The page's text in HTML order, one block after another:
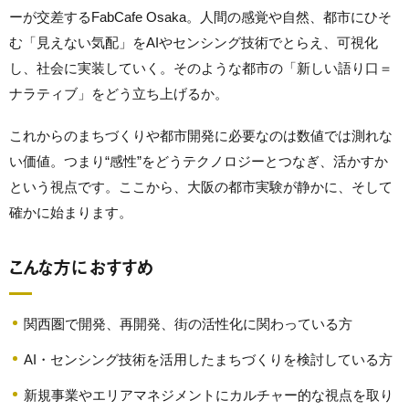
ーが交差するFabCafe Osaka。人間の感覚や自然、都市にひそ
む「見えない気配」をAIやセンシング技術でとらえ、可視化
し、社会に実装していく。そのような都市の「新しい語り口＝
ナラティブ」をどう立ち上げるか。
これからのまちづくりや都市開発に必要なのは数値では測れな
い価値。つまり“感性”をどうテクノロジーとつなぎ、活かすか
という視点です。ここから、大阪の都市実験が静かに、そして
確かに始まります。
こんな方におすすめ
関西圏で開発、再開発、街の活性化に関わっている方
AI・センシング技術を活用したまちづくりを検討している方
新規事業やエリアマネジメントにカルチャー的な視点を取り